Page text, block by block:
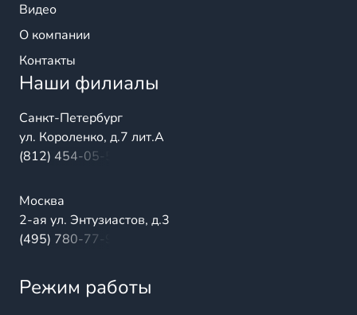
Видео
О компании
Контакты
Наши филиалы
Санкт-Петербург
ул. Короленко, д.7 лит.А
(812) 454-05-54
Москва
2-ая ул. Энтузиастов, д.3
(495) 780-77-98
Режим работы